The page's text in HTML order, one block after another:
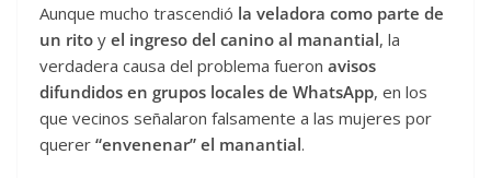
Aunque mucho trascendió la veladora como parte de
un rito y el ingreso del canino al manantial, la
verdadera causa del problema fueron avisos
difundidos en grupos locales de WhatsApp, en los
que vecinos señalaron falsamente a las mujeres por
querer “envenenar” el manantial.